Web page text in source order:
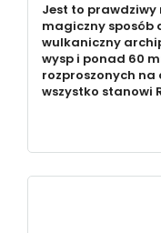
Jest to prawdziwy
magiczny sposób
wulkaniczny
wysp i ponad 60
rozproszonych na
wszystko stanowi